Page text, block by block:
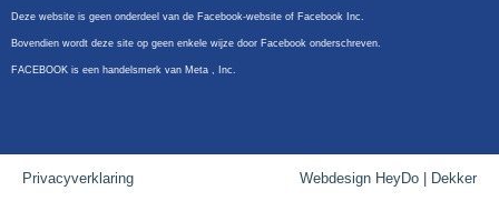
Deze website is geen onderdeel van de Facebook-website of Facebook Inc.
Bovendien wordt deze site op geen enkele wijze door Facebook onderschreven.
FACEBOOK is een handelsmerk van Meta , Inc.
Privacyverklaring Webdesign HeyDo | Dekker